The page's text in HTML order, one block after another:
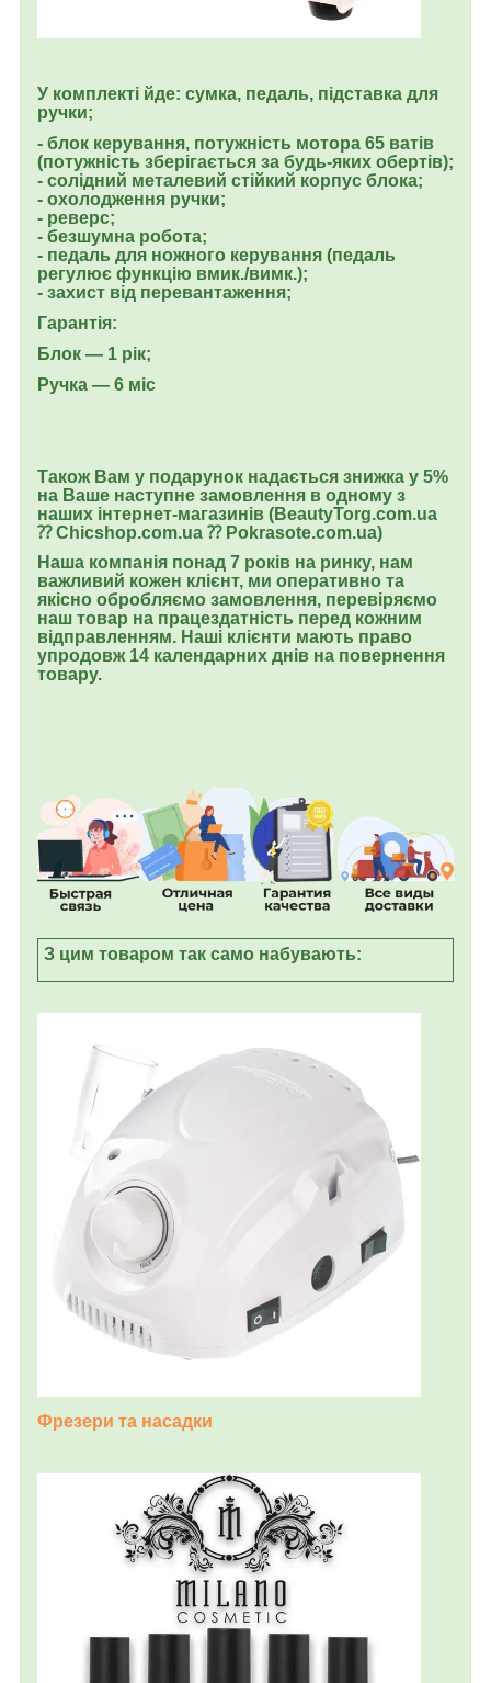
У комплекті йде: сумка, педаль, підставка для
ручки;
- блок керування, потужність мотора 65 ватів
(потужність зберігається за будь-яких обертів);
- солідний металевий стійкий корпус блока;
- охолодження ручки;
- реверс;
- безшумна робота;
- педаль для ножного керування (педаль
регулює функцію вмик./вимк.);
- захист від перевантаження;
Гарантія:
Блок — 1 рік;
Ручка — 6 міс
Також Вам у подарунок надається знижка у 5%
на Ваше наступне замовлення в одному з
наших інтернет-магазинів (BeautyTorg.com.ua
⁇ Chicshop.com.ua ⁇ Pokrasote.com.ua)
Наша компанія понад 7 років на ринку, нам
важливий кожен клієнт, ми оперативно та
якісно обробляємо замовлення, перевіряємо
наш товар на працездатність перед кожним
відправленням. Наші клієнти мають право
упродовж 14 календарних днів на повернення
товару.
З цим товаром так само набувають:
Фрезери та насадки